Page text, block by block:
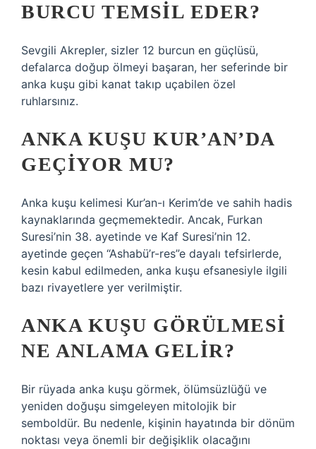
BURCU TEMSIL EDER?
Sevgili Akrepler, sizler 12 burcun en güçlüsü,
defalarca doğup ölmeyi başaran, her seferinde bir
anka kuşu gibi kanat takıp uçabilen özel
ruhlarsınız.
ANKA KUŞU KUR’AN’DA
GEÇIYOR MU?
Anka kuşu kelimesi Kur’an-ı Kerim’de ve sahih hadis
kaynaklarında geçmemektedir. Ancak, Furkan
Suresi’nin 38. ayetinde ve Kaf Suresi’nin 12.
ayetinde geçen “Ashabü’r-res”e dayalı tefsirlerde,
kesin kabul edilmeden, anka kuşu efsanesiyle ilgili
bazı rivayetlere yer verilmiştir.
ANKA KUŞU GÖRÜLMESI
NE ANLAMA GELIR?
Bir rüyada anka kuşu görmek, ölümsüzlüğü ve
yeniden doğuşu simgeleyen mitolojik bir
semboldür. Bu nedenle, kişinin hayatında bir dönüm
noktası veya önemli bir değişiklik olacağını